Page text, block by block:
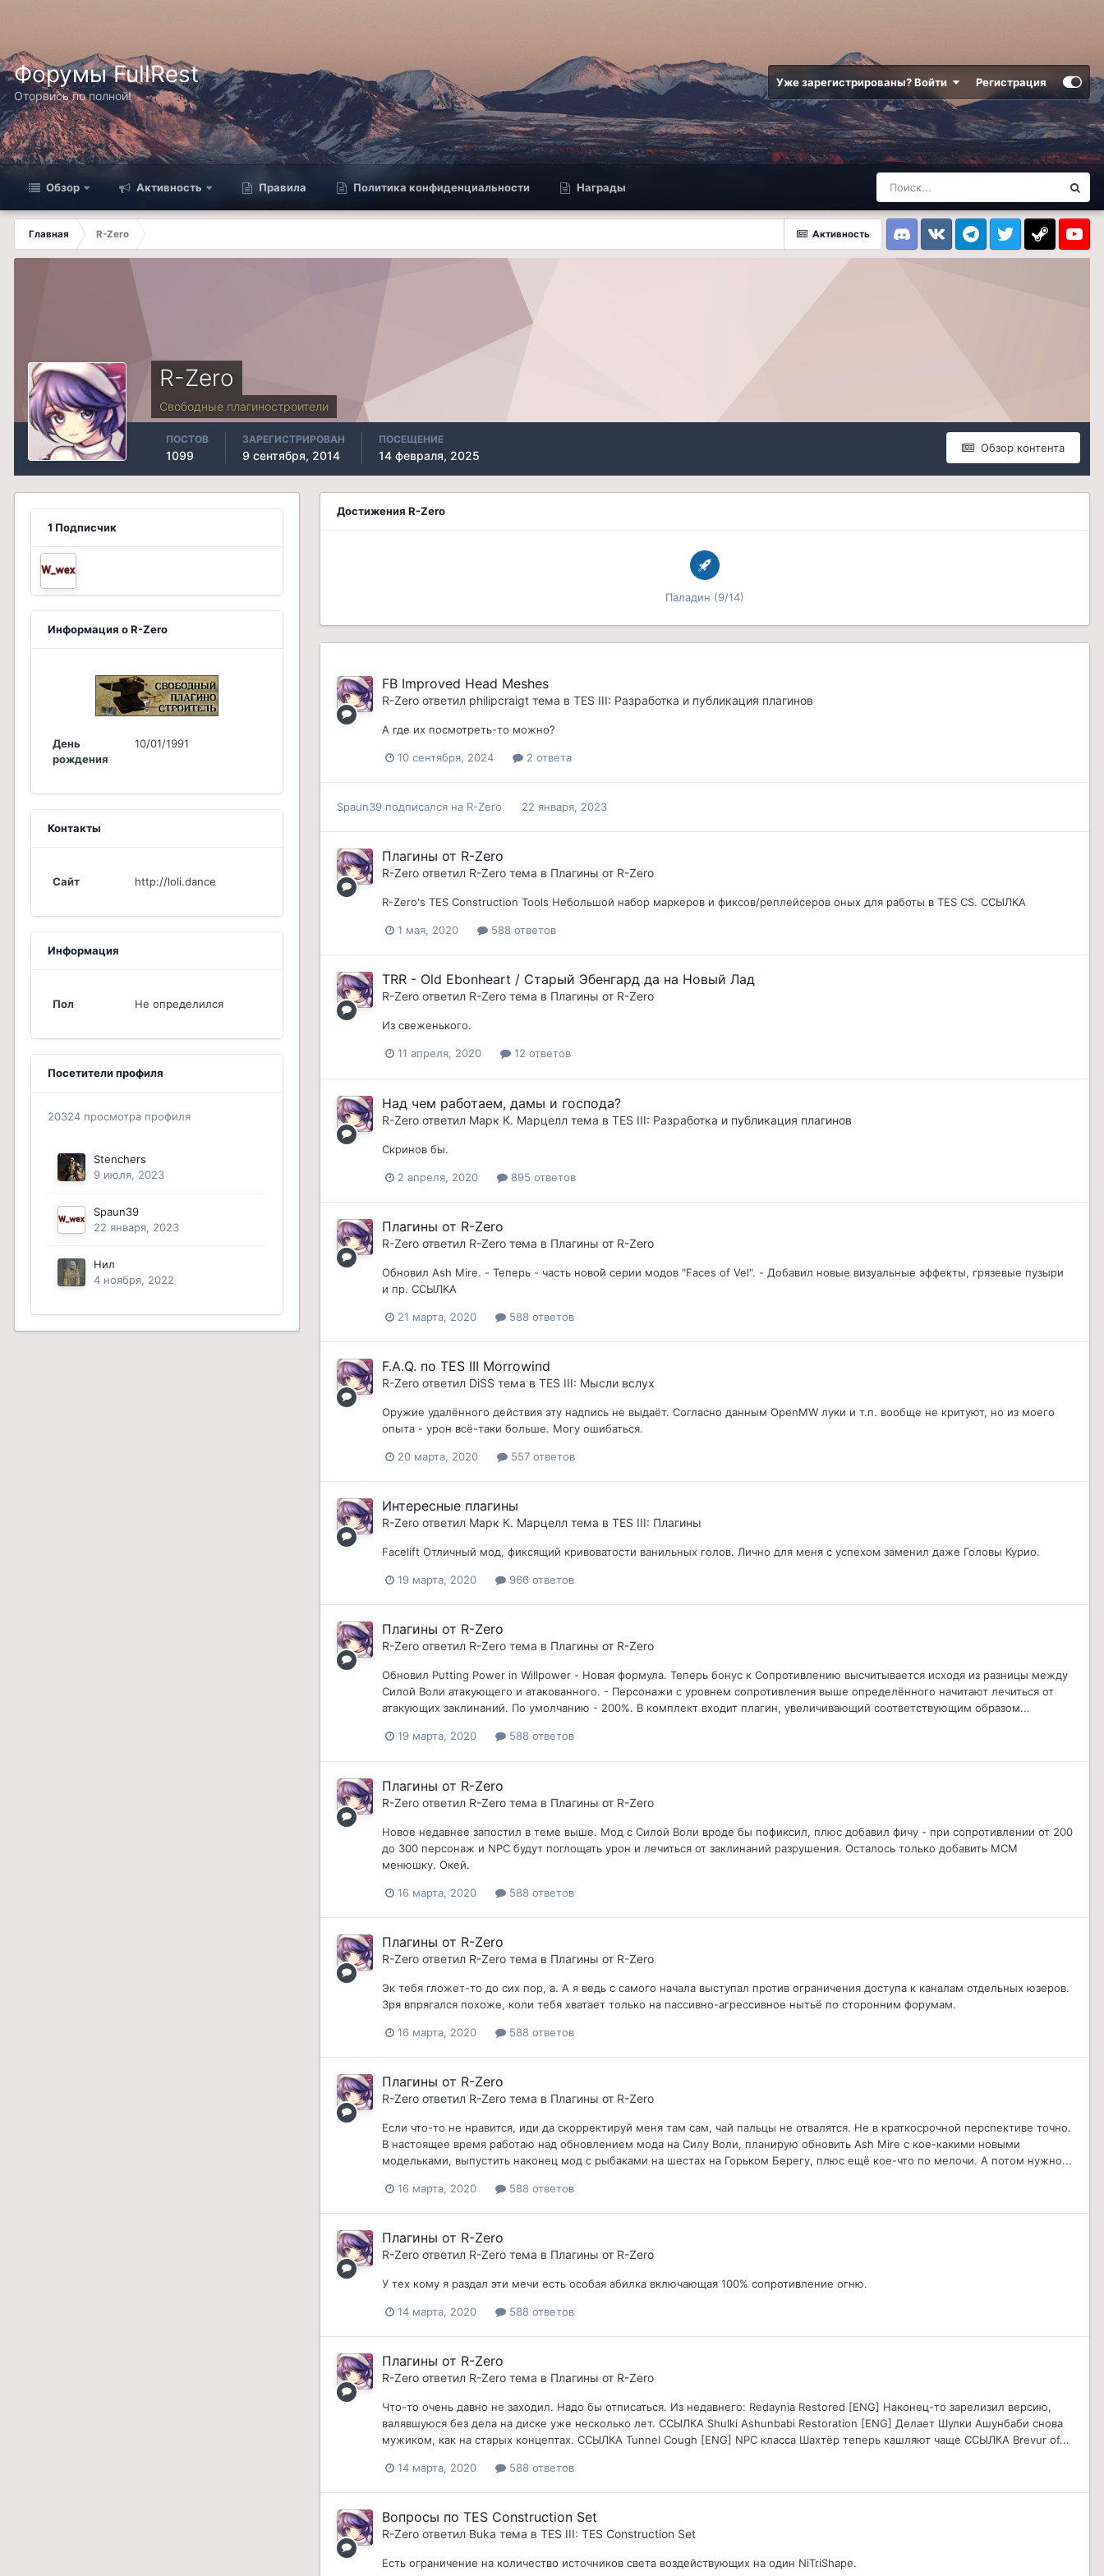
Форумы FullRest
Оторвись по полной!
Уже зарегистрированы? Войти Регистрация
Обзор Активность Правила Политика конфиденциальности Награды
Активность
Главная
R-Zero
DiscordVK TelegramTwitter Steam
R-Zero
Свободные плагиностроители
Обзор контента
ПОСТОВ
1099
ЗАРЕГИСТРИРОВАН
9 сентября, 2014
ПОСЕЩЕНИЕ
14 февраля, 2025
1 Подписчик
Информация о R-Zero
День
рождения
10/01/1991
Контакты
Сайт http://loli.dance
Информация
Пол Не определился
Посетители профиля
20324 просмотра профиля
Stenchers
9 июля, 2023
Spaun39
22 января, 2023
Нил
4 ноября, 2022
Достижения R-Zero
Паладин (9/14)
FB Improved Head Meshes
R-Zero ответил philipcraigt тема в TES III: Разработка и публикация плагинов
А где их посмотреть-то можно?
10 сентября, 2024 2 ответа
Spaun39 подписался на R-Zero 22 января, 2023
Плагины от R-Zero
R-Zero ответил R-Zero тема в Плагины от R-Zero
R-Zero's TES Construction Tools Небольшой набор маркеров и фиксов/реплейсеров оных для работы в TES CS. ССЫЛКА
1 мая, 2020 588 ответов
TRR - Old Ebonheart / Старый Эбенгард да на Новый Лад
R-Zero ответил R-Zero тема в Плагины от R-Zero
Из свеженького.
11 апреля, 2020 12 ответов
Над чем работаем, дамы и господа?
R-Zero ответил Марк К. Марцелл тема в TES III: Разработка и публикация плагинов
Скринов бы.
2 апреля, 2020 895 ответов
Плагины от R-Zero
R-Zero ответил R-Zero тема в Плагины от R-Zero
Обновил Ash Mire. - Теперь - часть новой серии модов "Faces of Vel". - Добавил новые визуальные эффекты, грязевые пузыри
и пр. ССЫЛКА
21 марта, 2020 588 ответов
F.A.Q. по TES III Morrowind
R-Zero ответил DiSS тема в TES III: Мысли вслух
Оружие удалённого действия эту надпись не выдаёт. Согласно данным OpenMW луки и т.п. вообще не критуют, но из моего
опыта - урон всё-таки больше. Могу ошибаться.
20 марта, 2020 557 ответов
Интересные плагины
R-Zero ответил Марк К. Марцелл тема в TES III: Плагины
Facelift Отличный мод, фиксящий кривоватости ванильных голов. Лично для меня с успехом заменил даже Головы Курио.
19 марта, 2020 966 ответов
Плагины от R-Zero
R-Zero ответил R-Zero тема в Плагины от R-Zero
Обновил Putting Power in Willpower - Новая формула. Теперь бонус к Сопротивлению высчитывается исходя из разницы между
Силой Воли атакующего и атакованного. - Персонажи с уровнем сопротивления выше определённого начитают лечиться от
атакующих заклинаний. По умолчанию - 200%. В комплект входит плагин, увеличивающий соответствующим образом...
19 марта, 2020 588 ответов
Плагины от R-Zero
R-Zero ответил R-Zero тема в Плагины от R-Zero
Новое недавнее запостил в теме выше. Мод с Силой Воли вроде бы пофиксил, плюс добавил фичу - при сопротивлении от 200
до 300 персонаж и NPC будут поглощать урон и лечиться от заклинаний разрушения. Осталось только добавить MCM
менюшку. Окей.
16 марта, 2020 588 ответов
Плагины от R-Zero
R-Zero ответил R-Zero тема в Плагины от R-Zero
Эк тебя гложет-то до сих пор, а. А я ведь с самого начала выступал против ограничения доступа к каналам отдельных юзеров.
Зря впрягался похоже, коли тебя хватает только на пассивно-агрессивное нытьё по сторонним форумам.
16 марта, 2020 588 ответов
Плагины от R-Zero
R-Zero ответил R-Zero тема в Плагины от R-Zero
Если что-то не нравится, иди да скорректируй меня там сам, чай пальцы не отвалятся. Не в краткосрочной перспективе точно.
В настоящее время работаю над обновлением мода на Силу Воли, планирую обновить Ash Mire с кое-какими новыми
модельками, выпустить наконец мод с рыбаками на шестах на Горьком Берегу, плюс ещё кое-что по мелочи. А потом нужно...
16 марта, 2020 588 ответов
Плагины от R-Zero
R-Zero ответил R-Zero тема в Плагины от R-Zero
У тех кому я раздал эти мечи есть особая абилка включающая 100% сопротивление огню.
14 марта, 2020 588 ответов
Плагины от R-Zero
R-Zero ответил R-Zero тема в Плагины от R-Zero
Что-то очень давно не заходил. Надо бы отписаться. Из недавнего: Redaynia Restored [ENG] Наконец-то зарелизил версию,
валявшуюся без дела на диске уже несколько лет. ССЫЛКА Shulki Ashunbabi Restoration [ENG] Делает Шулки Ашунбаби снова
мужиком, как на старых концептах. ССЫЛКА Tunnel Cough [ENG] NPC класса Шахтёр теперь кашляют чаще ССЫЛКА Brevur of...
14 марта, 2020 588 ответов
Вопросы по TES Construction Set
R-Zero ответил Buka тема в TES III: TES Construction Set
Есть ограничение на количество источников света воздействующих на один NiTriShape.